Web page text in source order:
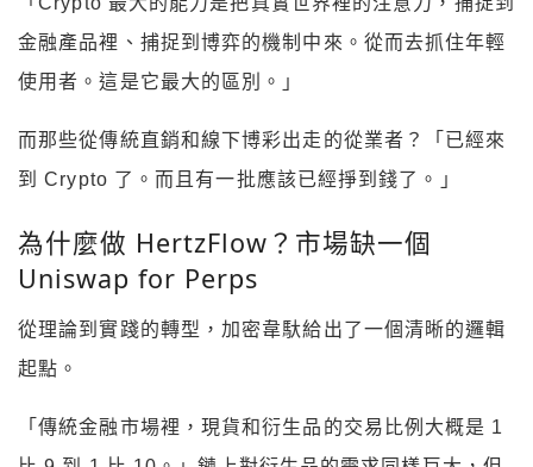
金融產品裡、捕捉到博弈的機制中來。從而去抓住年輕
使用者。這是它最大的區別。」
而那些從傳統直銷和線下博彩出走的從業者？「已經來
到 Crypto 了。而且有一批應該已經掙到錢了。」
為什麼做 HertzFlow？市場缺一個
Uniswap for Perps
從理論到實踐的轉型，加密韋馱給出了一個清晰的邏輯
起點。
「傳統金融市場裡，現貨和衍生品的交易比例大概是 1